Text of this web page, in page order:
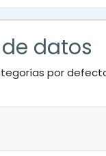
datos
por